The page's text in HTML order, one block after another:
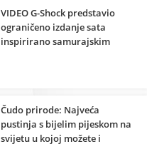
VIDEO G-Shock predstavio
ograničeno izdanje sata
inspirirano samurajskim
Čudo prirode: Najveća
pustinja s bijelim pijeskom na
svijetu u kojoj možete i